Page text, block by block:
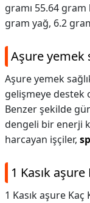
gramı 55.64
gram yağ, 6.2
Aşure yemek
Aşure yemek
gelişmeye destek
Benzer şekilde
dengeli bir enerji
harcayan işçiler,
1 Kasık
1 Kasık aşure Kaç